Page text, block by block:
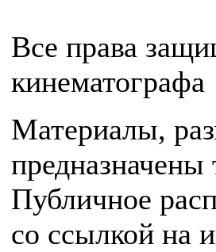
Все права
кинематографа
Материалы,
предназначены
Публичное
со ссылкой на